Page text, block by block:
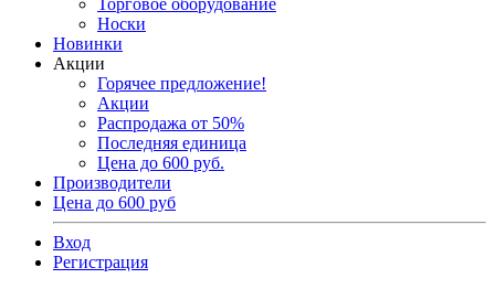
Торговое оборудование
Носки
Новинки
Акции
Горячее предложение!
Акции
Распродажа от 50%
Последняя единица
Цена до 600 руб.
Производители
Цена до 600 руб
Вход
Регистрация